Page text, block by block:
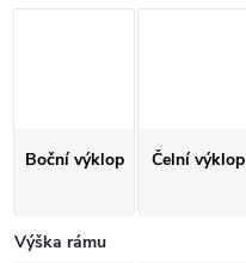
Boční výklop Čelní výklop
Výška rámu